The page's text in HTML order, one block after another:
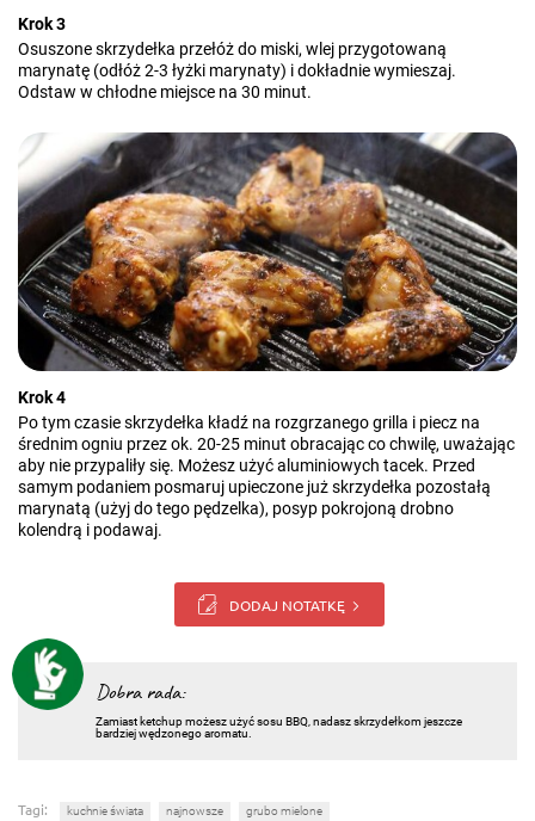
Krok 3
Osuszone skrzydełka przełóż do miski, wlej przygotowaną
marynatę (odłóż 2-3 łyżki marynaty) i dokładnie wymieszaj.
Odstaw w chłodne miejsce na 30 minut.
Krok 4
Po tym czasie skrzydełka kładź na rozgrzanego grilla i piecz na
średnim ogniu przez ok. 20-25 minut obracając co chwilę, uważając
aby nie przypaliły się. Możesz użyć aluminiowych tacek. Przed
samym podaniem posmaruj upieczone już skrzydełka pozostałą
marynatą (użyj do tego pędzelka), posyp pokrojoną drobno
kolendrą i podawaj.
DODAJ NOTATKĘ
Dobra rada:
Zamiast ketchup możesz użyć sosu BBQ, nadasz skrzydełkom jeszcze
bardziej wędzonego aromatu.
Tagi: kuchnie świata najnowsze grubo mielone